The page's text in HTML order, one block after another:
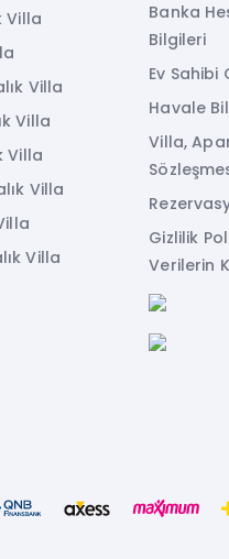
Villa
Villa
Villa
Villa
Villa
Villa
Banka
Bilgileri
Ev Sahibi
Havale
Villa,
Gizlilik
Verilerin